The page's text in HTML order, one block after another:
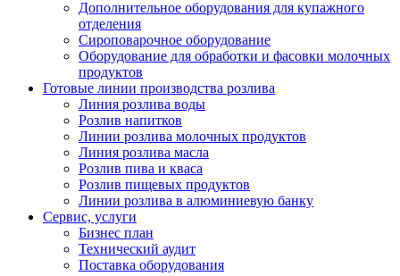
Дополнительное оборудования для купажного
отделения
Сироповарочное оборудование
Оборудование для обработки и фасовки молочных
продуктов
Готовые линии производства розлива
Линия розлива воды
Розлив напитков
Линии розлива молочных продуктов
Линия розлива масла
Розлив пива и кваса
Розлив пищевых продуктов
Линии розлива в алюминиевую банку
Сервис, услуги
Бизнес план
Технический аудит
Поставка оборудования